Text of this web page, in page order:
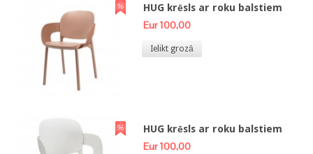
HUG krēsls ar roku balstiem
Eur 100,00
Ielikt grozā
HUG krēsls ar roku balstiem
Eur 100,00